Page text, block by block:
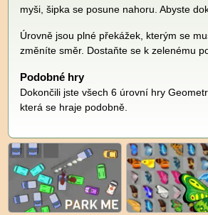
myši, šipka se posune nahoru. Abyste
Úrovně jsou plné překážek, kterým se
změníte směr. Dostaňte se k zelenému
Podobné hry
Dokončili jste všech 6 úrovní hry
která se hraje podobně.